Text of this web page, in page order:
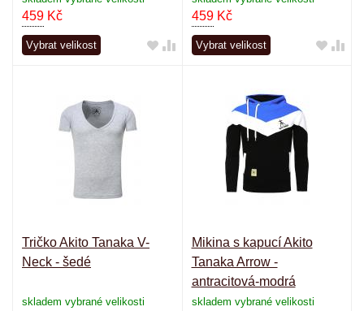
459 Kč
Vybrat velikost
459Kč
Vybrat velikost
Tričko Akito Tanaka V-
Neck - šedé
skladem vybrané velikosti
Mikina s kapucí Akito
Tanaka Arrow -
antracitová-modrá
skladem vybrané velikosti